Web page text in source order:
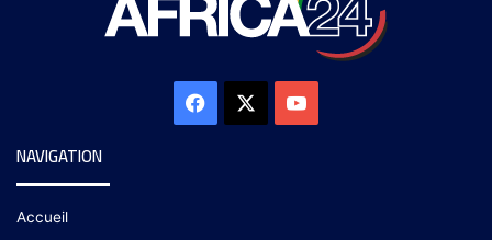
NAVIGATION
Accueil